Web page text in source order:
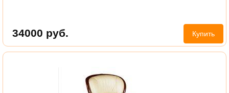
34000 руб. Купить